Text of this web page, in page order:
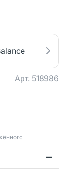
Арт. 518986